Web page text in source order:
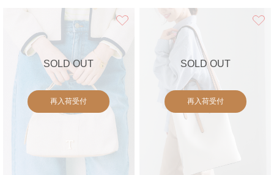
SOLD OUT
再入荷受付
お気に入り
SOLD OUT
再入荷受付